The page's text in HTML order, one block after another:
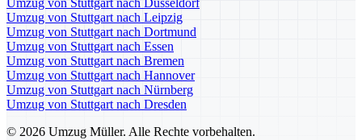
Umzug von Stuttgart nach Düsseldorf
Umzug von Stuttgart nach Leipzig
Umzug von Stuttgart nach Dortmund
Umzug von Stuttgart nach Essen
Umzug von Stuttgart nach Bremen
Umzug von Stuttgart nach Hannover
Umzug von Stuttgart nach Nürnberg
Umzug von Stuttgart nach Dresden
© 2026 Umzug Müller. Alle Rechte vorbehalten.